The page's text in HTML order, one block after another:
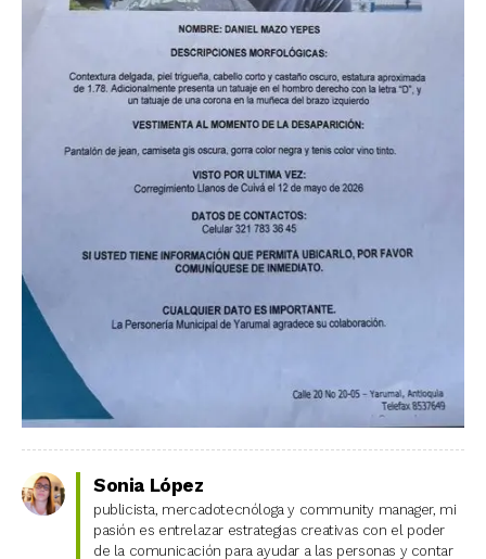
Sonia López
publicista, mercadotecnóloga y community manager, mi
pasión es entrelazar estrategias creativas con el poder
de la comunicación para ayudar a las personas y contar